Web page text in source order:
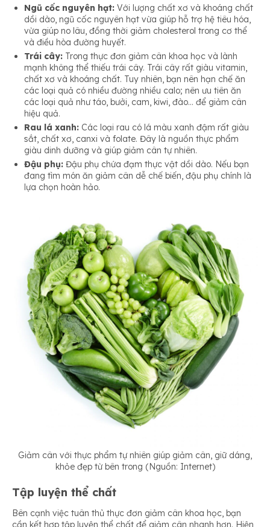
Ngũ cốc nguyên hạt: Với lượng chất xơ và khoáng chất
dồi dào, ngũ cốc nguyên hạt vừa giúp hỗ trợ hệ tiêu hóa,
vừa giúp no lâu, đồng thời giảm cholesterol trong cơ thể
và điều hòa đường huyết.
Trái cây: Trong thực đơn giảm cân khoa học và lành
mạnh không thể thiếu trái cây. Trái cây rất giàu vitamin,
chất xơ và khoáng chất. Tuy nhiên, bạn nên hạn chế ăn
các loại quả có nhiều đường nhiều calo; nên ưu tiên ăn
các loại quả như táo, bưởi, cam, kiwi, đào… để giảm cân
hiệu quả.
Rau lá xanh: Các loại rau có lá màu xanh đậm rất giàu
sắt, chất xơ, canxi và folate. Đây là nguồn thực phẩm
giàu dinh dưỡng và giúp giảm cân tự nhiên.
Đậu phụ: Đậu phụ chứa đạm thực vật dồi dào. Nếu bạn
đang tìm món ăn giảm cân dễ chế biến, đậu phụ chính là
lựa chọn hoàn hảo.
Giảm cân với thực phẩm tự nhiên giúp giảm cân, giữ dáng,
khỏe đẹp từ bên trong (Nguồn: Internet)
Tập luyện thể chất
Bên cạnh việc tuân thủ thực đơn giảm cân khoa học, bạn
cần kết hợp tập luyện thể chất để giảm cân nhanh hơn. Hiện